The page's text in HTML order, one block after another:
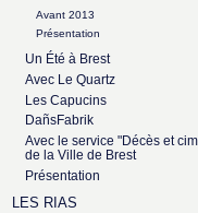
Avant 2013
Présentation
Un Été à Brest
Avec Le Quartz
Les Capucins
DañsFabrik
Avec le service "Décès et
de la Ville de Brest
Présentation
LES RIAS